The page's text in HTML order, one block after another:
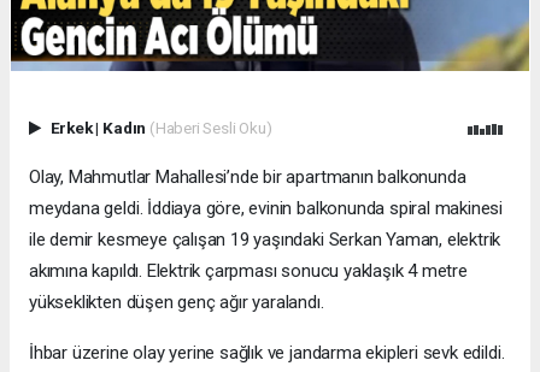
Erkek| Kadın (Haberi Sesli Oku)
Olay, Mahmutlar Mahallesi’nde bir apartmanın balkonunda
meydana geldi. İddiaya göre, evinin balkonunda spiral makinesi
ile demir kesmeye çalışan 19 yaşındaki Serkan Yaman, elektrik
akımına kapıldı. Elektrik çarpması sonucu yaklaşık 4 metre
yükseklikten düşen genç ağır yaralandı.
İhbar üzerine olay yerine sağlık ve jandarma ekipleri sevk edildi.